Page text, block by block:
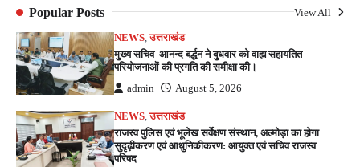
Popular Posts View All
NEWS,उत्तराखंड
मुख्य सचिव आनन्द बर्द्धन ने बुधवार को वाह्य सहायतित
परियोजनाओं की प्रगति की समीक्षा की।
admin August 5, 2026
NEWS,उत्तराखंड
राजस्व पुलिस एवं भूलेख सर्वेक्षण संस्थान, अल्मोड़ा का होगा
सुदृढ़ीकरण एवं आधुनिकीकरण: आयुक्त एवं सचिव राजस्व
परिषद